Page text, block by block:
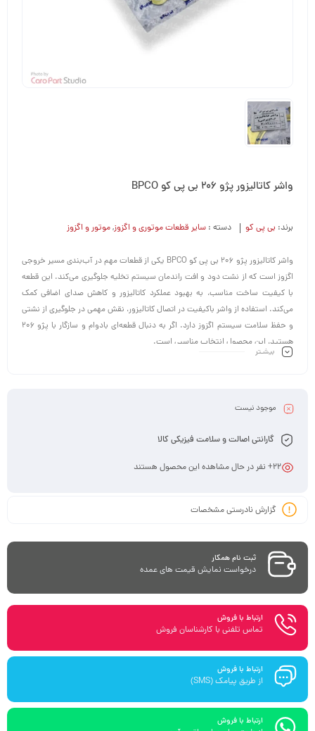
واشر کاتالیزور پژو 206 بی پی کو BPCO
برند: بی پی کو دسته : سایر قطعات موتوری و اگزوز,موتور و اگزوز
واشر کاتالیزور پژو 206 بی پی کو BPCO یکی از قطعات مهم در آب‌بندی مسیر خروجی
اگزوز است که از نشت دود و افت راندمان سیستم تخلیه جلوگیری می‌کند. این قطعه
با کیفیت ساخت مناسب، به بهبود عملکرد کاتالیزور و کاهش صدای اضافی کمک
می‌کند. استفاده از واشر باکیفیت در اتصال کاتالیزور، نقش مهمی در جلوگیری از نشتی
و حفظ سلامت سیستم اگزوز دارد. اگر به دنبال قطعه‌ای بادوام و سازگار با پژو 206
هستید، این محصول انتخاب مناسبی است.
بیشـتر
موجود نیست
گارانتی اصالت و سلامت فیزیکی کالا
22+ نفر در حال مشاهده این محصول هستند
گزارش نادرستی مشخصات
ثبت نام همکار
درخواست نمایش قیمت های عمده
ارتباط با فروش
تماس تلفنی با کارشناسان فروش
ارتباط با فروش
از طریق پیامک (SMS)
ارتباط با فروش